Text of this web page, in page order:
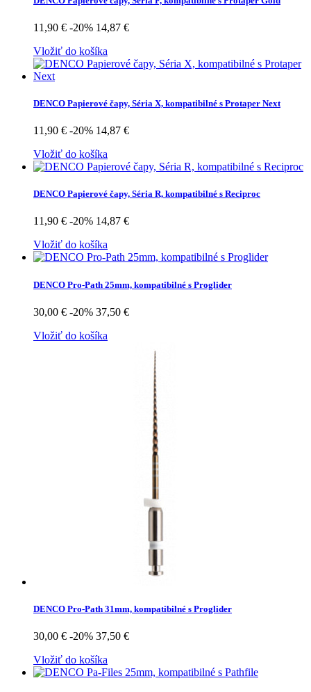
11,90 € -20% 14,87 €
Vložiť do košíka
DENCO Papierové čapy, Séria X, kompatibilné s Protaper Next
11,90 € -20% 14,87 €
Vložiť do košíka
DENCO Papierové čapy, Séria R, kompatibilné s Reciproc
11,90 € -20% 14,87 €
Vložiť do košíka
DENCO Pro-Path 25mm, kompatibilné s Proglider
30,00 € -20% 37,50 €
Vložiť do košíka
DENCO Pro-Path 31mm, kompatibilné s Proglider
30,00 € -20% 37,50 €
Vložiť do košíka